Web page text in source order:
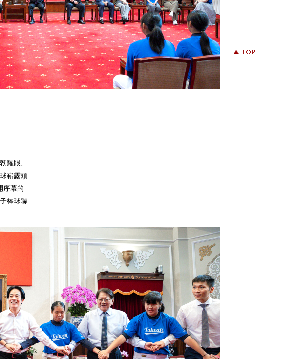
耀眼、
嶄露頭
序幕的
棒球聯